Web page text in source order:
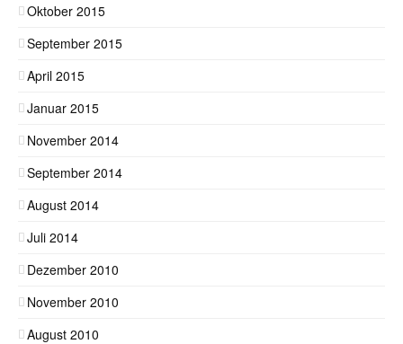
Oktober 2015
September 2015
April 2015
Januar 2015
November 2014
September 2014
August 2014
Juli 2014
Dezember 2010
November 2010
August 2010